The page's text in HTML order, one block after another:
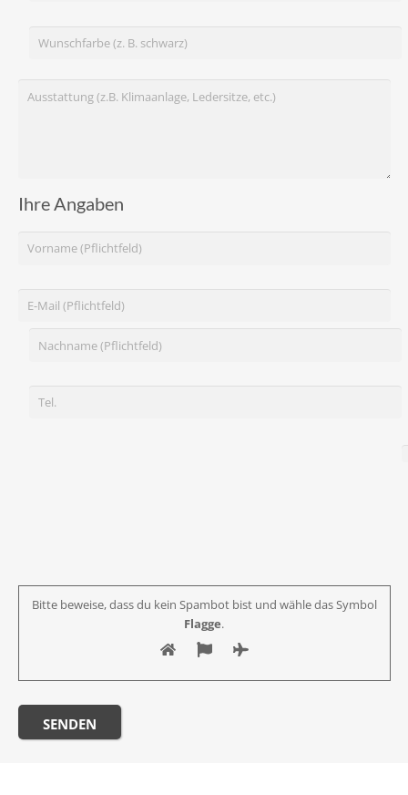
Ihre Angaben
Bitte beweise, dass du kein Spambot bist und wähle das Symbol
Flagge.